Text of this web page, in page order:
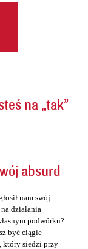
na „tak”
absurd
nam swój
działania
podwórku?
być ciągle
który siedzi przy